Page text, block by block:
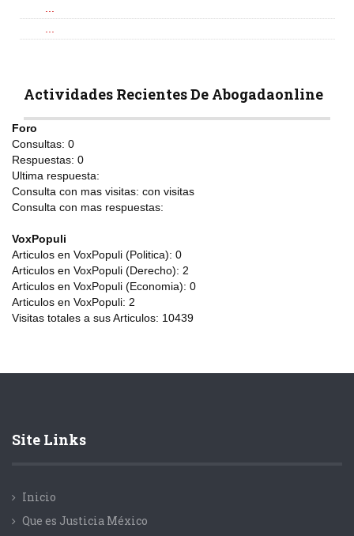
Actividades Recientes De Abogadaonline
Foro
Consultas: 0
Respuestas: 0
Ultima respuesta:
Consulta con mas visitas: con visitas
Consulta con mas respuestas:
VoxPopuli
Articulos en VoxPopuli (Politica): 0
Articulos en VoxPopuli (Derecho): 2
Articulos en VoxPopuli (Economia): 0
Articulos en VoxPopuli: 2
Visitas totales a sus Articulos: 10439
Site Links
Inicio
Que es Justicia México